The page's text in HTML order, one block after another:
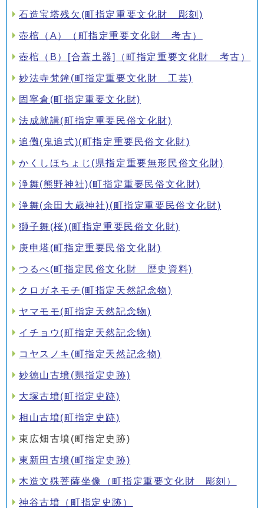
石造宝塔残欠(町指定重要文化財 彫刻)
壺棺（A）（町指定重要文化財 考古）
壺棺（B）[合蓋土器]（町指定重要文化財 考古）
妙法寺梵鐘(町指定重要文化財 工芸)
固寧倉(町指定重要文化財)
法成就講(町指定重要民俗文化財)
追儺(鬼追式)(町指定重要民俗文化財)
かくしほちょじ(県指定重要無形民俗文化財)
浄舞(熊野神社)(町指定重要民俗文化財)
浄舞(余田大歳神社)(町指定重要民俗文化財)
獅子舞(桜)(町指定重要民俗文化財)
庚申塔(町指定重要民俗文化財)
つるべ(町指定民俗文化財 歴史資料)
クロガネモチ(町指定天然記念物)
ヤマモモ(町指定天然記念物)
イチョウ(町指定天然記念物)
コヤスノキ(町指定天然記念物)
妙徳山古墳(県指定史跡)
大塚古墳(町指定史跡)
相山古墳(町指定史跡)
東広畑古墳(町指定史跡)
東新田古墳(町指定史跡)
木造文殊菩薩坐像（町指定重要文化財 彫刻）
神谷古墳（町指定史跡）